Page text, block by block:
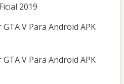
2019
V Para Android APK
V Para Android APK